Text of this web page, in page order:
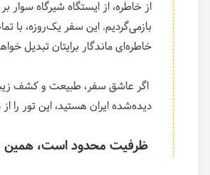
از خاطره، از ایستگاه شیرگاه سوار
بازمی‌گردیم. این سفر یک‌روزه، با
خاطره‌ای ماندگار برایتان تبدیل
اگر عاشق سفر، طبیعت و کشف
دیده‌شده ایران هستید، این تور را
ظرفیت محدود است، همین